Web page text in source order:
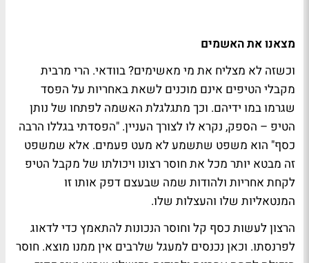
מצאנו את האשמים
וכשזה לא מצליח את מי מאשימים? בוודאי. הרי מרבית
מקבלי הטיפים אינם מוכנים לשאת באחריות על הפסד
שגרמו במו ידיהם. וכך מתגלגלת האשמה לפתחו של נותן
הטיפ – הספק, נקרא לו לצורך העניין. "הפסדתי בגללו הרבה
כסף" הוא משפט שתשמע לא מעט פעמים. אלא שמשפט
זה מבטא יותר מכל את חוסר רצונו ויכולתו של מקבל הטיפ
לקחת אחריות ולהודות שמה שבעצם דפק אותו זו
המנטאליות שלו והעצלות שלו.
הרצון לעשות כסף קל וחוסר הנכונות להתאמץ כדי לדאוג
לפרנסתו. וכאן נכנסים למעגל שלרבים אין ממנו מוצא. חוסר